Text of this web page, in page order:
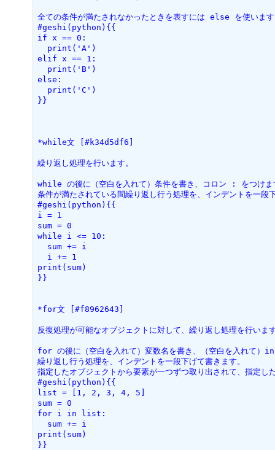
全ての条件が満たされなかったときを表すには else を使いま
#geshi(python){{
if x == 0:
  print('A')
elif x == 1:
  print('B')
else:
  print('C')
}}
*while文 [#k34d5df6]
繰り返し処理を行います。
while の後に（空白を入れて）条件を書き、コロン : をつけま
条件が満たされている間繰り返し行う処理を、インデントを一段
#geshi(python){{
i = 1
sum = 0
while i <= 10:
  sum += i
  i += 1
print(sum)
}}
*for文 [#f8962643]
反復処理が可能なオブジェクトに対して、繰り返し処理を行いま
for の後に（空白を入れて）変数名を書き、（空白を入れて）
繰り返し行う処理を、インデントを一段下げて書きます。
指定したオブジェクトから要素が一つずつ取り出されて、指定し
#geshi(python){{
list = [1, 2, 3, 4, 5]
sum = 0
for i in list:
  sum += i
print(sum)
}}